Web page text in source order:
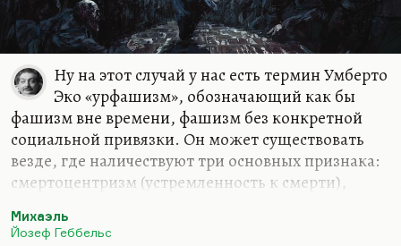
Ну на этот случай у нас есть термин Умберто
Эко «урфашизм», обозначающий как бы
фашизм вне времени, фашизм без конкретной
социальной привязки. Он может существовать
везде, где наличествуют три основных признака:
смертоцентризм (устремленность к смерти),
философских учений, сплавленных без разбора в
Михаэль
Йозеф Геббельс